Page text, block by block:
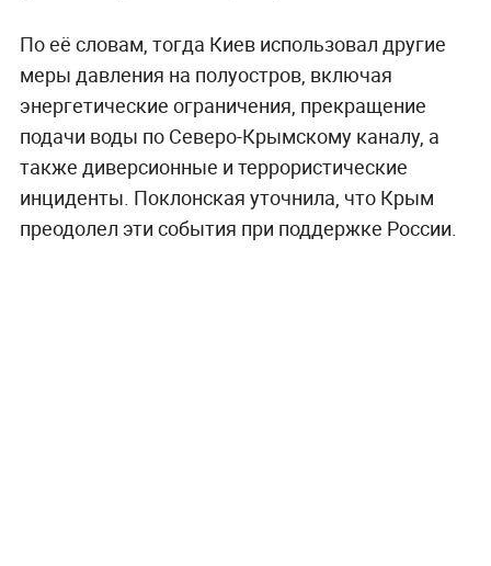
По её словам, тогда Киев использовал другие
меры давления на полуостров, включая
энергетические ограничения, прекращение
подачи воды по Северо-Крымскому каналу, а
также диверсионные и террористические
инциденты. Поклонская уточнила, что Крым
преодолел эти события при поддержке России.